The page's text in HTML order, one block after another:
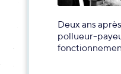
Deux ans
pollueur-